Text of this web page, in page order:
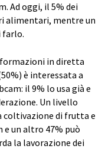
Ad oggi, il 5% dei
alimentari, mentre un
farlo.
in diretta
è interessata a
il 9% lo usa già e
Un livello
coltivazione di frutta e
e un altro 47% può
la lavorazione dei